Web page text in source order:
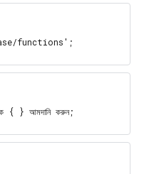
functions';
{ } আমদানি করুন;